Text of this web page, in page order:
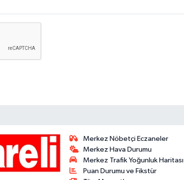
Merkez Nöbetçi Eczaneler
Merkez Hava Durumu
Merkez Trafik Yoğunluk Haritası
Puan Durumu ve Fikstür